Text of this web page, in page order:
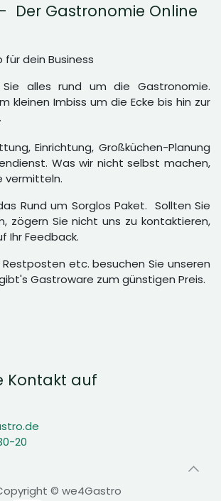
Der Gastronomie Online
für dein Business
alles rund um die Gastronomie.
kleinen Imbiss um die Ecke bis hin zur
Einrichtung, Großküchen-Planung
Was wir nicht selbst machen,
vermitteln.
Rund um Sorglos Paket. Sollten Sie
zögern Sie nicht uns zu kontaktieren,
Ihr Feedback.
Restposten etc. besuchen Sie unseren
Gastroware zum günstigen Preis.
Kontakt auf
20
© we4Gastro